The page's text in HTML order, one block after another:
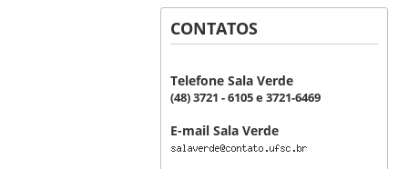
CONTATOS
Telefone Sala Verde
(48) 3721 - 6105 e 3721-6469
E-mail Sala Verde